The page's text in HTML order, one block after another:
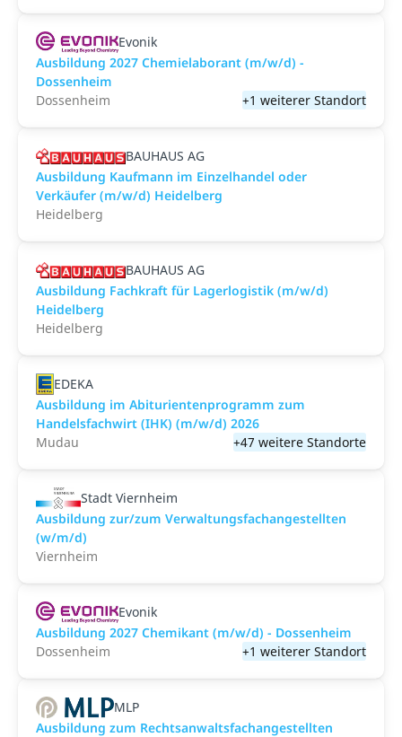
Evonik
Ausbildung 2027 Chemielaborant (m/w/d) -
Dossenheim
Dossenheim
+1 weiterer Standort
BAUHAUS AG
Ausbildung Kaufmann im Einzelhandel oder
Verkäufer (m/w/d) Heidelberg
Heidelberg
BAUHAUS AG
Ausbildung Fachkraft für Lagerlogistik (m/w/d)
Heidelberg
Heidelberg
EDEKA
Ausbildung im Abiturientenprogramm zum
Handelsfachwirt (IHK) (m/w/d) 2026
Mudau
+47 weitere Standorte
Stadt Viernheim
Ausbildung zur/zum Verwaltungsfachangestellten
(w/m/d)
Viernheim
Evonik
Ausbildung 2027 Chemikant (m/w/d) - Dossenheim
Dossenheim
+1 weiterer Standort
MLP
Ausbildung zum Rechtsanwaltsfachangestellten